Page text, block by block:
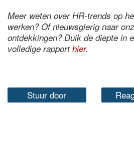
Meer weten over HR-trends op
werken? Of nieuwsgierig naar
ontdekkingen? Duik de diepte in
volledige rapporthier.
Stuur door